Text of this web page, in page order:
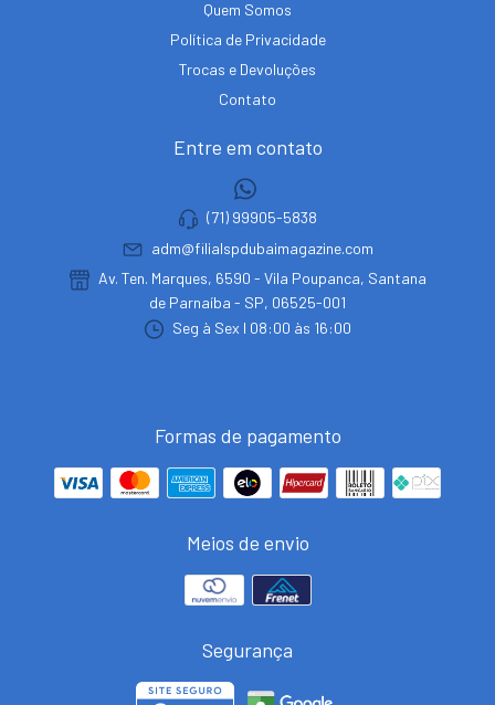
Quem Somos
Política de Privacidade
Trocas e Devoluções
Contato
Entre em contato
(71) 99905-5838
adm@filialspdubaimagazine.com
Av. Ten. Marques, 6590 - Vila Poupanca, Santana
de Parnaíba - SP, 06525-001
Seg à Sex I 08:00 às 16:00
Formas de pagamento
Meios de envio
Segurança